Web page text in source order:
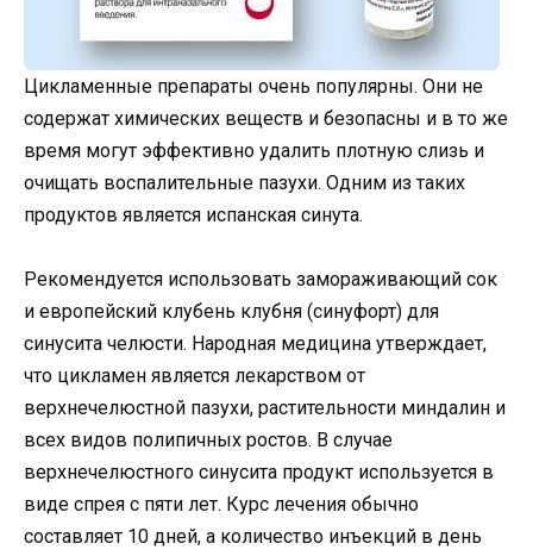
Цикламенные препараты очень популярны. Они не
содержат химических веществ и безопасны и в то же
время могут эффективно удалить плотную слизь и
очищать воспалительные пазухи. Одним из таких
продуктов является испанская синута.
Рекомендуется использовать замораживающий сок
и европейский клубень клубня (синуфорт) для
синусита челюсти. Народная медицина утверждает,
что цикламен является лекарством от
верхнечелюстной пазухи, растительности миндалин и
всех видов полипичных ростов. В случае
верхнечелюстного синусита продукт используется в
виде спрея с пяти лет. Курс лечения обычно
составляет 10 дней, а количество инъекций в день